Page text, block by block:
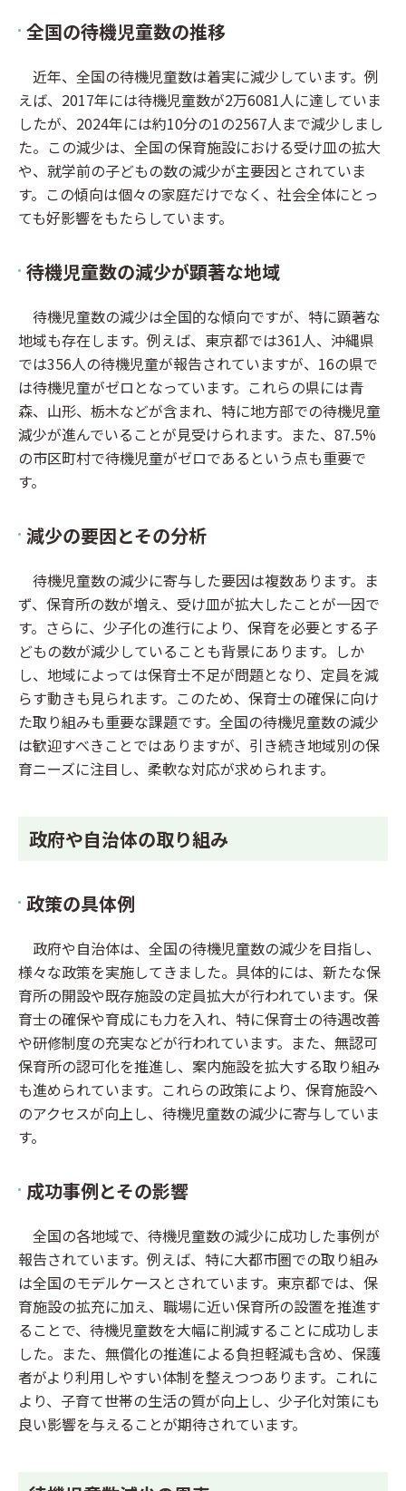
全国の待機児童数の推移
近年、全国の待機児童数は着実に減少しています。例
えば、2017年には待機児童数が2万6081人に達していま
したが、2024年には約10分の1の2567人まで減少しまし
た。この減少は、全国の保育施設における受け皿の拡大
や、就学前の子どもの数の減少が主要因とされていま
す。この傾向は個々の家庭だけでなく、社会全体にとっ
ても好影響をもたらしています。
待機児童数の減少が顕著な地域
待機児童数の減少は全国的な傾向ですが、特に顕著な
地域も存在します。例えば、東京都では361人、沖縄県
では356人の待機児童が報告されていますが、16の県で
は待機児童がゼロとなっています。これらの県には青
森、山形、栃木などが含まれ、特に地方部での待機児童
減少が進んでいることが見受けられます。また、87.5%
の市区町村で待機児童がゼロであるという点も重要で
す。
減少の要因とその分析
待機児童数の減少に寄与した要因は複数あります。ま
ず、保育所の数が増え、受け皿が拡大したことが一因で
す。さらに、少子化の進行により、保育を必要とする子
どもの数が減少していることも背景にあります。しか
し、地域によっては保育士不足が問題となり、定員を減
らす動きも見られます。このため、保育士の確保に向け
た取り組みも重要な課題です。全国の待機児童数の減少
は歓迎すべきことではありますが、引き続き地域別の保
育ニーズに注目し、柔軟な対応が求められます。
政府や自治体の取り組み
政策の具体例
政府や自治体は、全国の待機児童数の減少を目指し、
様々な政策を実施してきました。具体的には、新たな保
育所の開設や既存施設の定員拡大が行われています。保
育士の確保や育成にも力を入れ、特に保育士の待遇改善
や研修制度の充実などが行われています。また、無認可
保育所の認可化を推進し、案内施設を拡大する取り組み
も進められています。これらの政策により、保育施設へ
のアクセスが向上し、待機児童数の減少に寄与していま
す。
成功事例とその影響
全国の各地域で、待機児童数の減少に成功した事例が
報告されています。例えば、特に大都市圏での取り組み
は全国のモデルケースとされています。東京都では、保
育施設の拡充に加え、職場に近い保育所の設置を推進す
ることで、待機児童数を大幅に削減することに成功しま
した。また、無償化の推進による負担軽減も含め、保護
者がより利用しやすい体制を整えつつあります。これに
より、子育て世帯の生活の質が向上し、少子化対策にも
良い影響を与えることが期待されています。